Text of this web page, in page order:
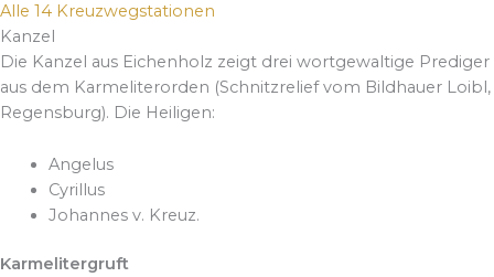
Alle 14 Kreuzwegstationen
Kanzel
Die Kanzel aus Eichenholz zeigt drei wortgewaltige Prediger
aus dem Karmeliterorden (Schnitzrelief vom Bildhauer Loibl,
Regensburg). Die Heiligen:
Angelus
Cyrillus
Johannes v. Kreuz.
Karmelitergruft